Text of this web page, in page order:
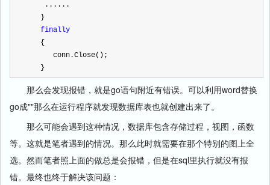
    ......
   }
finally
   {
      conn.Close();
   }
那么会发现报错，就是go语句附近有错误。可以利用word替换
go成""那么在运行程序就发现数据库表也就创建出来了。
那么可能会遇到这种情况，数据库包含存储过程，视图，函数
等。这就是笔者遇到的情况。那么此时就需要在那个特别的图上全
选。然而笔者照上面的做总是会报错，但是在sql里执行就没有报
错。最终也终于解决该问题：